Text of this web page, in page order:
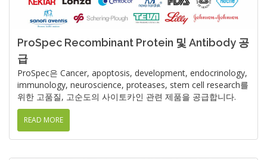
ProSpec Recombinant Protein 및 Antibody 공
급
ProSpec은 Cancer, apoptosis, development, endocrinology,
immunology, neuroscience, proteases, stem cell research를
위한 고품질, 고순도의 사이토카인 관련 제품을 공급합니다.
READ MORE